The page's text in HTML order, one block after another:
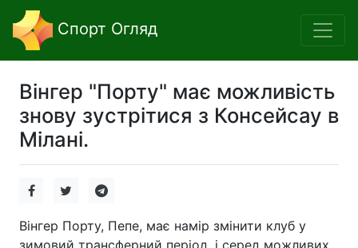
Спорт Огляд
Вінгер "Порту" має можливість
знову зустрітися з Консейсау в
Мілані.
Вінгер Порту, Пепе, має намір змінити клуб у
зимовий трансферний період, і серед можливих